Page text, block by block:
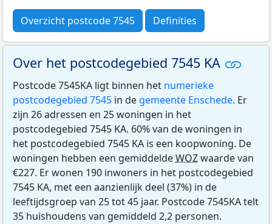
Overzicht postcode 7545 Definities
Over het postcodegebied 7545 KA
Postcode 7545KA ligt binnen het numerieke
postcodegebied 7545 in de gemeente Enschede. Er
zijn 26 adressen en 25 woningen in het
postcodegebied 7545 KA. 60% van de woningen in
het postcodegebied 7545 KA is een koopwoning. De
woningen hebben een gemiddeldeWOZwaarde van
€227. Er wonen 190 inwoners in het postcodegebied
7545 KA, met een aanzienlijk deel (37%) in de
leeftijdsgroep van 25 tot 45 jaar. Postcode 7545KA telt
35 huishoudens van gemiddeld 2,2 personen.